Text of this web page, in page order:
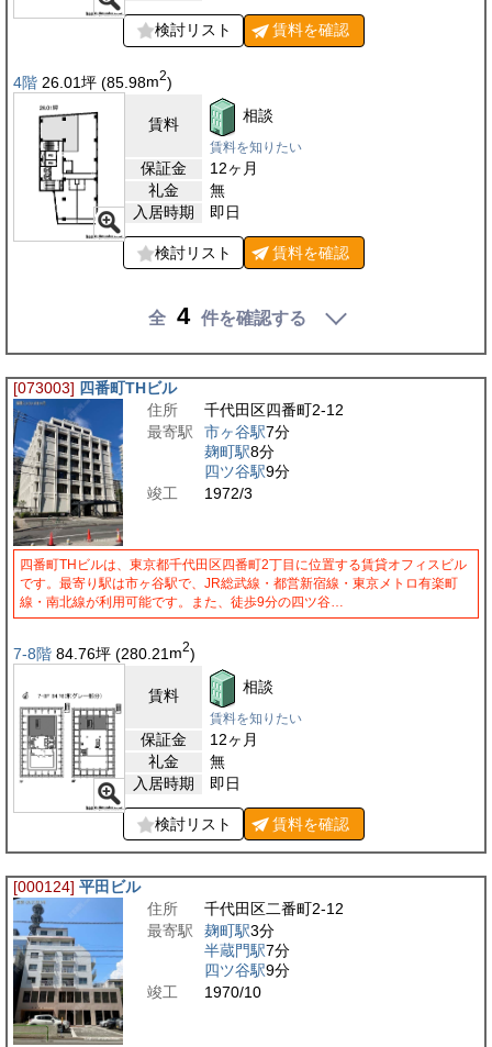
検討リスト 賃料を確認
4階 26.01坪 (85.98m2)
賃料 相談
賃料を知りたい
保証金
12ヶ月
礼金
無
入居時期
即日
検討リスト 賃料を確認
全 4 件を確認する
[073003] 四番町THビル
住所
千代田区四番町2-12
最寄駅
市ヶ谷駅7分
麹町駅8分
四ツ谷駅9分
竣工
1972/3
四番町THビルは、東京都千代田区四番町2丁目に位置する賃貸オフィスビル
です。最寄り駅は市ヶ谷駅で、JR総武線・都営新宿線・東京メトロ有楽町
線・南北線が利用可能です。また、徒歩9分の四ツ谷…
7-8階 84.76坪 (280.21 m2)
賃料 相談
賃料を知りたい
保証金
12ヶ月
礼金
無
入居時期
即日
検討リスト 賃料を確認
[000124] 平田ビル
住所
千代田区二番町2-12
最寄駅
麹町駅3分
半蔵門駅7分
四ツ谷駅9分
竣工
1970/10